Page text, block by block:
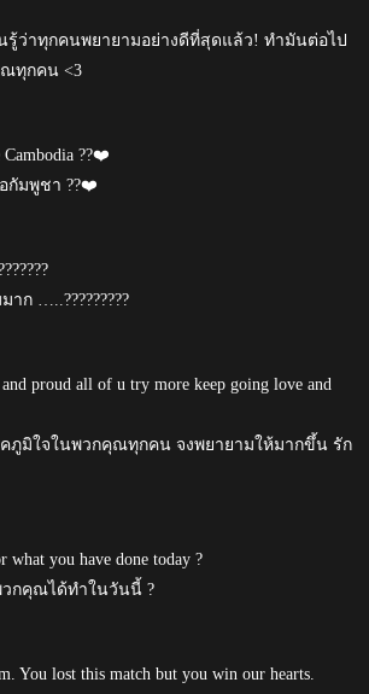
ว่าทุกคนพยายามอย่างดีที่สุดแล้ว! ทำมันต่อไป
ทุกคน <3
Cambodia ??❤️
กัมพูชา ??❤️
ก …..?????????
and proud all of u try more keep going love and
ภูมิใจในพวกคุณทุกคน จงพยายามให้มากขึ้น รัก
what you have done today ?
กคุณได้ทำในวันนี้ ?
You lost this match but you win our hearts.